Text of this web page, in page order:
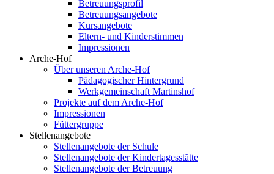
Betreuungsprofil
Betreuungsangebote
Kursangebote
Eltern- und Kinderstimmen
Impressionen
Arche-Hof
Über unseren Arche-Hof
Pädagogischer Hintergrund
Werkgemeinschaft Martinshof
Projekte auf dem Arche-Hof
Impressionen
Füttergruppe
Stellenangebote
Stellenangebote der Schule
Stellenangebote der Kindertagesstätte
Stellenangebote der Betreuung